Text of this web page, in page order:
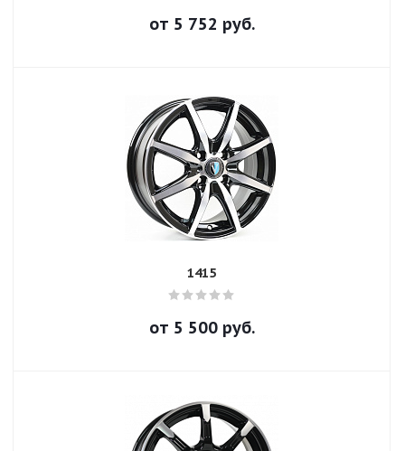
от 5 752 руб.
1415
от 5 500руб.